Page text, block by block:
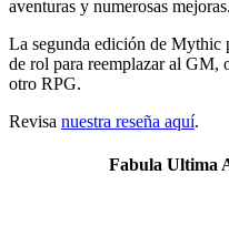
aventuras y numerosas mejoras.
La segunda edición de Mythic
de rol para reemplazar al GM,
otro RPG.
Revisa nuestra reseña aquí.
Fabula Ultima